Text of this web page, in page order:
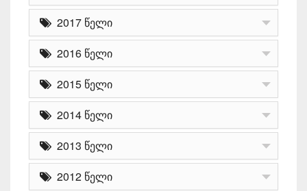
2017 წელი
2016 წელი
2015 წელი
2014 წელი
2013 წელი
2012 წელი